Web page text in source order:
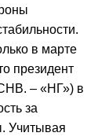
в марте
президент
– «НГ») в
за
Учитывая